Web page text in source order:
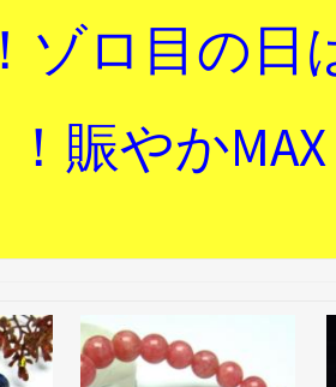
！ゾロ目の日
！賑やか